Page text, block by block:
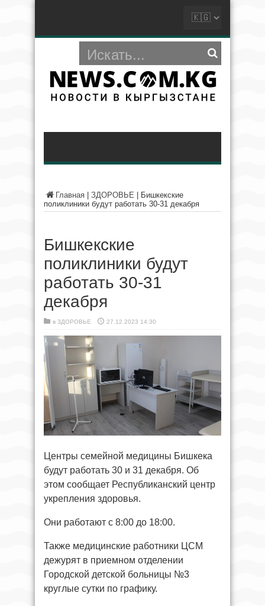
Главная ЗДОРОВЬЕ
Бишкекские
поликлиники будут работать 30-31 декабря
Бишкекские
поликлиники будут
работать 30-31
декабря
в ЗДОРОВЬЕ 27.12.2023 14:30
Центры семейной медицины Бишкека
будут работать 30 и 31 декабря. Об
этом сообщает Республиканский центр
укрепления здоровья.
Они работают с 8:00 до 18:00.
Также медицинские работники ЦСМ
дежурят в приемном отделении
Городской детской больницы №3
круглые сутки по графику.